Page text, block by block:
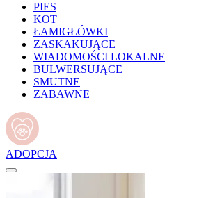
PIES
KOT
ŁAMIGŁÓWKI
ZASKAKUJĄCE
WIADOMOŚCI LOKALNE
BULWERSUJĄCE
SMUTNE
ZABAWNE
ADOPCJA